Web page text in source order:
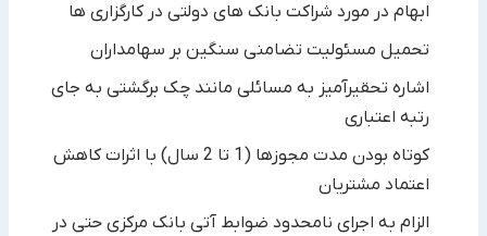
ابهام در مورد شراکت بانک های دولتی در کارگزاری ها
تحمیل مسئولیت تضامنی سنگین بر سهامداران
اشاره تحقیرآمیز به مسائلی مانند چک برگشتی به جای
رتبه اعتباری
کوتاه بودن مدت مجوزها (1 تا 2 سال) با اثرات کاهش
اعتماد مشتریان
الزام به اجرای نامحدود ضوابط آتی بانک مرکزی حتی در